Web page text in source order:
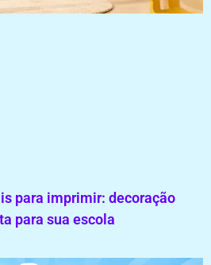
para imprimir: decoração
para sua escola